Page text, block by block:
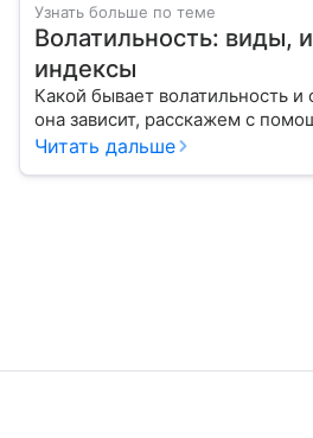
Узнать больше по теме
Волатильность: виды,
индексы
Какой бывает волатильность и
она зависит, расскажем с
Читать дальше